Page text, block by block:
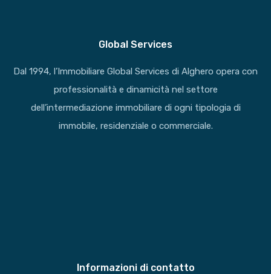
Global Services
Dal 1994, l’Immobiliare Global Services di Alghero opera con
professionalità e dinamicità nel settore
dell’intermediazione immobiliare di ogni tipologia di
immobile, residenziale o commerciale.
Informazioni di contatto